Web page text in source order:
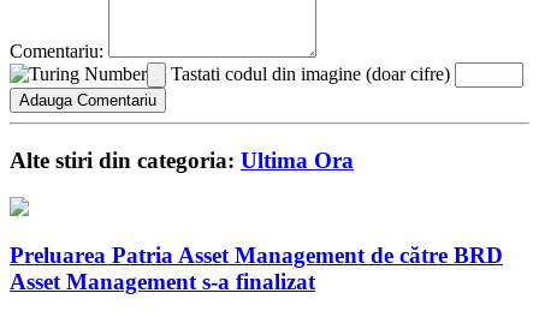
Comentariu:
Tastati codul din imagine (doar cifre)
Alte stiri din categoria: Ultima Ora
Preluarea Patria Asset Management de către BRD
Asset Management s-a finalizat